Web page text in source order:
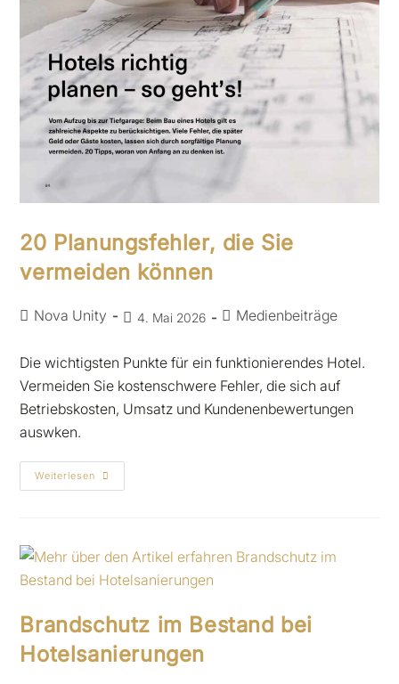
20 Planungsfehler, die Sie
vermeiden können
Nova Unity 4. Mai 2026 Medienbeiträge
Die wichtigsten Punkte für ein funktionierendes Hotel.
Vermeiden Sie kostenschwere Fehler, die sich auf
Betriebskosten, Umsatz und Kundenenbewertungen
auswken.
Weiterlesen
Brandschutz im Bestand bei
Hotelsanierungen